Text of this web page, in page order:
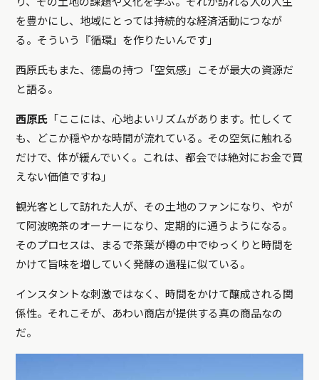
を豊かにし、地域にとっては持続的な経済活動につなが
る。そういう『循環』を作りたいんです」
西原氏もまた、徳島の持つ「空気感」こそが最大の資源だ
と語る。
西原氏 「ここには、心地よいリズムがあります。忙しくて
も、どこか穏やかな時間が流れている。その空気に触れる
だけで、体が緩んでいく。これは、都会では絶対にお金で買
えない価値ですね」
観光客として訪れた人が、その土地のファンになり、やが
て阿波晩茶のオーナーになり、定期的に通うようになる。
そのプロセスは、まるで茶葉が樽の中でゆっくりと時間を
かけて旨味を増していく発酵の過程に似ている。
インスタントな刺激ではなく、時間をかけて醸成される関
係性。それこそが、あわい商店が提供する真の商品なの
だ。